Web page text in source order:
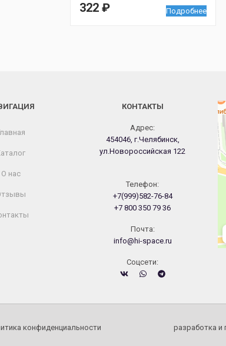
322 ₽ Подробнее
О нас
КОНТАКТЫ
Адрес:
454046, г.Челябинск,
ул.Новороссийская 122
Телефон:
+7(999)582-76-84
+7 800 350 79 36
Почта:
info@hi-space.ru
Cоцсети:
конфиденциальности разработка и